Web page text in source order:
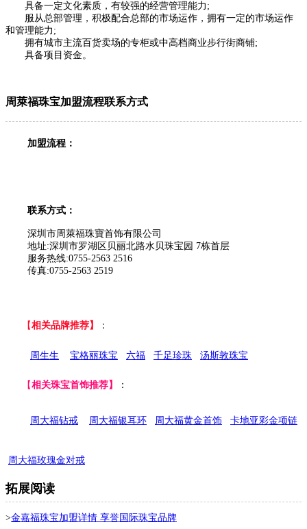
具备一定文化素质，有较强的经营管理能力;
服从总部管理，积极配合总部的市场运作，拥有一定的市场运作
和管理能力;
拥有城市主流百货卖场的专柜或中高档商业步行街商铺;
具备项目资金。
周萊福珠宝加盟流程联系方式
加盟流程：
联系方式：
深圳市周萊福珠寶首饰有限公司
地址:深圳市罗湖区贝丽北路水贝珠宝园 7栋首层
服务热线:0755-2563 2516
传真:0755-2563 2519
【相关品牌推荐】 ：
周生生 宝格丽珠宝 六福 千足珍珠 汤斯敦珠宝
【相关珠宝首饰推荐】 ：
周大福钻戒 周大福银耳环 周大福黄金首饰 卡地亚彩金项链
周大福玫瑰金对戒
拓展阅读
>金嘉福珠宝加盟详情 享誉国际珠宝品牌